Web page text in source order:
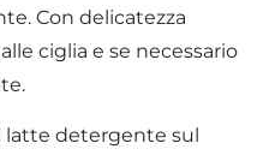
Con delicatezza
ciglia e se necessario
detergente sul